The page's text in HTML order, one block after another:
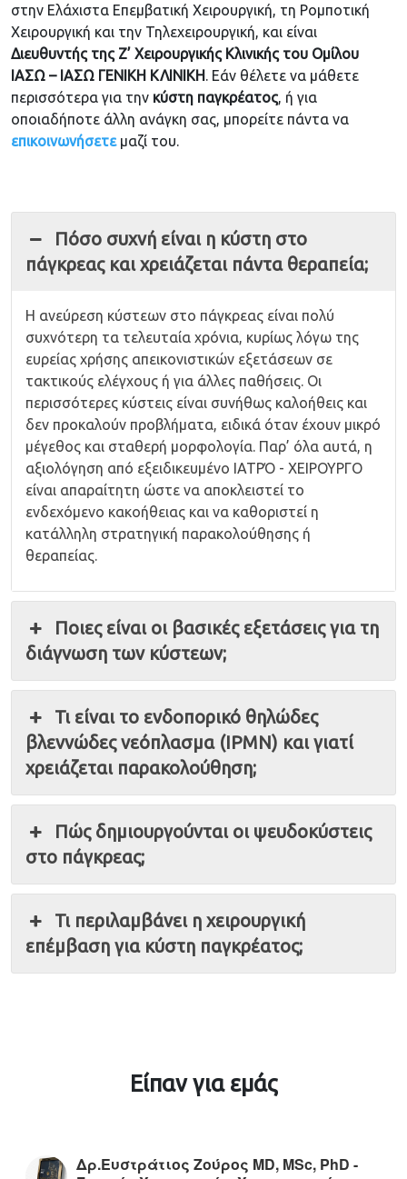
στην Ελάχιστα Επεμβατική Χειρουργική, τη Ρομποτική
Χειρουργική και την Τηλεχειρουργική, και είναι
Διευθυντής της Ζ’ Χειρουργικής Κλινικής του Ομίλου
ΙΑΣΩ – ΙΑΣΩ ΓΕΝΙΚΗ ΚΛΙΝΙΚΗ. Εάν θέλετε να μάθετε
περισσότερα για την κύστη παγκρέατος, ή για
οποιαδήποτε άλλη ανάγκη σας, μπορείτε πάντα να
επικοινωνήσετεμαζί του.
Πόσο συχνή είναι η κύστη στο
πάγκρεας και χρειάζεται πάντα θεραπεία;
Η ανεύρεση κύστεων στο πάγκρεας είναι πολύ
συχνότερη τα τελευταία χρόνια, κυρίως λόγω της
ευρείας χρήσης απεικονιστικών εξετάσεων σε
τακτικούς ελέγχους ή για άλλες παθήσεις. Οι
περισσότερες κύστεις είναι συνήθως καλοήθεις και
δεν προκαλούν προβλήματα, ειδικά όταν έχουν μικρό
μέγεθος και σταθερή μορφολογία. Παρ’ όλα αυτά, η
αξιολόγηση από εξειδικευμένο ΙΑΤΡΌ - ΧΕΙΡΟΥΡΓΟ
είναι απαραίτητη ώστε να αποκλειστεί το
ενδεχόμενο κακοήθειας και να καθοριστεί η
κατάλληλη στρατηγική παρακολούθησης ή
θεραπείας.
Ποιες είναι οι βασικές εξετάσεις για τη
διάγνωση των κύστεων;
Τι είναι το ενδοπορικό θηλώδες
βλεννώδες νεόπλασμα (IPMN) και γιατί
χρειάζεται παρακολούθηση;
Πώς δημιουργούνται οι ψευδοκύστεις
στο πάγκρεας;
Τι περιλαμβάνει η χειρουργική
επέμβαση για κύστη παγκρέατος;
Είπαν για εμάς
Δρ.Ευστράτιος Ζούρος MD, MSc, PhD -